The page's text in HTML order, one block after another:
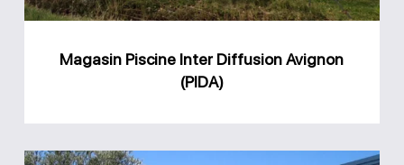
Magasin Piscine Inter Diffusion Avignon
(PIDA)